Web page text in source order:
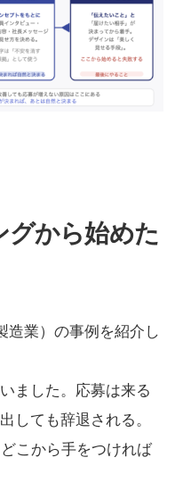
グから始めた
造業）の事例を紹介し
ました。応募は来る
しても辞退される。
こから手をつければ